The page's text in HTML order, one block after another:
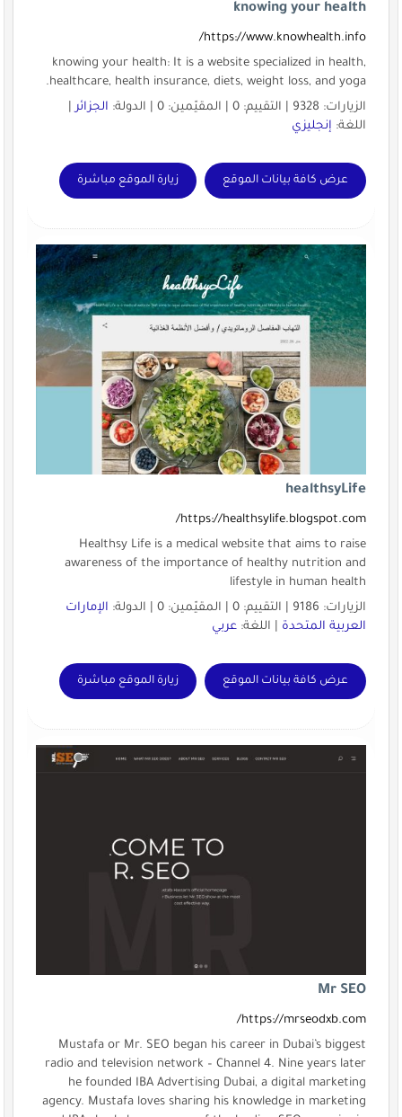
knowing your health
https://www.knowhealth.info/
knowing your health: It is a website specialized in health,
healthcare, health insurance, diets, weight loss, and yoga.
الزيارات: 9328 | التقييم: 0 | المقيّمين: 0 | الدولة:
الجزائر|
اللغة: إنجليزي
عرض كافة بيانات الموقع زيارة الموقع مباشرة
healthsyLife
https://healthsylife.blogspot.com/
Healthsy Life is a medical website that aims to raise
awareness of the importance of healthy nutrition and
lifestyle in human health
الزيارات: 9186 | التقييم: 0 | المقيّمين: 0 | الدولة:
الإمارات
العربية المتحدة| اللغة: عربي
عرض كافة بيانات الموقع زيارة الموقع مباشرة
Mr SEO
https://mrseodxb.com/
Mustafa or Mr. SEO began his career in Dubai’s biggest
radio and television network – Channel 4. Nine years later
he founded IBA Advertising Dubai, a digital marketing
agency. Mustafa loves sharing his knowledge in marketing